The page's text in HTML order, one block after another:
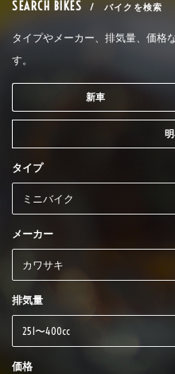
SEARCH BIKES / バイクを検索
タイプやメーカー、排気量、価格
す。
新車
タイプ
メーカー
排気量
価格